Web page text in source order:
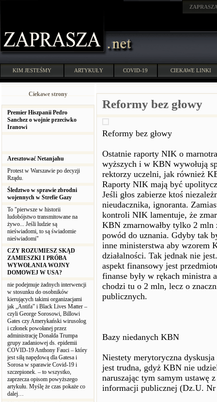
KIM JESTEŚMY ARTYKUŁY COVID-19 CIEKAWE LINKI
Ciekawe strony
Premier Hiszpanii Pedro
Sanchez o wojnie przeciwko
Iranowi
Aresztować Netanjahu
Protest w Warszawie po decyzji
Rządu.
Śledztwo w sprawie zbrodni
wojennych w Strefie Gazy
To "pierwsze w historii
ludobójstwo transmitowane na
żywo... Jeśli ludzie są
nieświadomi, to są świadomie
nieświadomi"
CZY ROZUMIESZ SKĄD
ZAMIESZKI I PRÓBA
WYWOŁANIA WOJNY
DOMOWEJ W USA?
nie podejmuje żadnych interwencji
w stosunku do osobników
kierujących takimi organizacjami
jak „Antifa” i Black Lives Matter –
czyli George Sorosowi, Billowi
Gates czy Amerykański wirusolog
i członek powołanej przez
administrację Donalda Trumpa
grupy zadaniowej ds. epidemii
COVID-19 Anthony Fauci – który
jest siłą napędową dla Gatesa i
Sorosa w sparawie Covid-19 i
szczepionek. – to wszystko,
zaprzecza opisom powyższego
artykułu. Myślę że czas pokaże co
dalej…
Reformy bez głowy
Reformy bez głowy
Ostatnie raporty NIK o
wyższych i w KBN wywołują
rektorzy uczelni, jak również
Raporty NIK mają być
Jeśli głos zabierze ktoś
nieudacznika, ignoranta.
kontroli NIK lamentuje, że
KBN zmarnowałby tylko 2 mln
powód do uznania. Gdyby tak
inne ministerstwa aby wzorem
działalności. Tak jednak nie
aspekt finansowy jest
finanse były w rękach ministra
chodzi tu o 2 mln, lecz o
publicznych.
Bazy niedanych KBN
Niestety merytoryczna
jest trudna, gdyż KBN nie
naruszając tym samym ustawę
informacji publicznej (Dz.U. Nr